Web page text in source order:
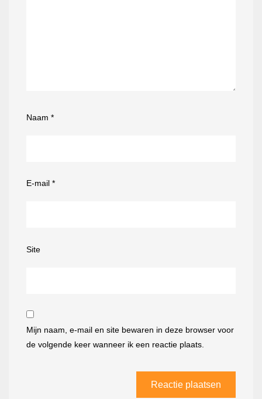
Naam *
E-mail *
Site
Mijn naam, e-mail en site bewaren in deze browser voor
de volgende keer wanneer ik een reactie plaats.